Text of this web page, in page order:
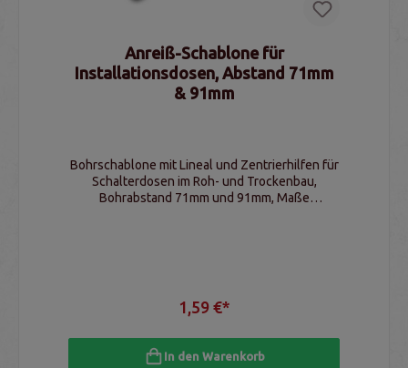
Anreiß-Schablone für
Installationsdosen, Abstand 71mm
& 91mm
Bohrschablone mit Lineal und Zentrierhilfen für
Schalterdosen im Roh- und Trockenbau,
Bohrabstand 71mm und 91mm, Maße
1,59 €*
In den Warenkorb